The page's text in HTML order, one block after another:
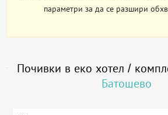
параметри за да се разшири
Почивки в еко хотел /
Батошево